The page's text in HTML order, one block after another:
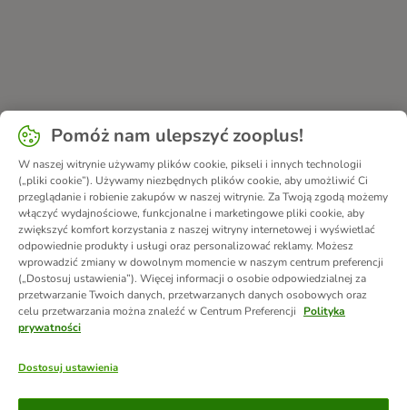
Metody płatności
Pomóż nam ulepszyć zooplus!
W naszej witrynie używamy plików cookie, pikseli i innych technologii
(„pliki cookie”). Używamy niezbędnych plików cookie, aby umożliwić Ci
przeglądanie i robienie zakupów w naszej witrynie. Za Twoją zgodą możemy
włączyć wydajnościowe, funkcjonalne i marketingowe pliki cookie, aby
zwiększyć komfort korzystania z naszej witryny internetowej i wyświetlać
odpowiednie produkty i usługi oraz personalizować reklamy. Możesz
wprowadzić zmiany w dowolnym momencie w naszym centrum preferencji
(„Dostosuj ustawienia”). Więcej informacji o osobie odpowiedzialnej za
przetwarzanie Twoich danych, przetwarzanych danych osobowych oraz
celu przetwarzania można znaleźć w Centrum Preferencji
Polityka
prywatności
Dostosuj ustawienia